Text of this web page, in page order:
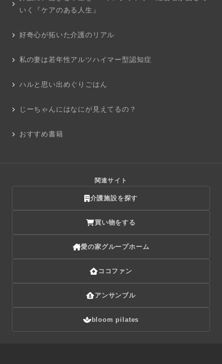
いく『ケアのある人生』
好奇心が拓いた介護のリアル
私の妻は若年性アルツハイマー型認知症
ハルと思い出めぐりごはん
じーちゃんにはなにが見えてるの？
おすすめ書籍
関連サイト
介護施設を探す
買い物をする
愛の家グループホーム
ココファン
アンサンブル
bloom pilates